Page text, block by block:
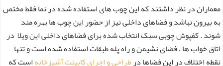
معماران در نظر داشتند که این چوب های استفاده شده در نما فقط مختص
به بیرون نباشد و فضاهای داخلی نیز از حضور این چوب ها بهره مند
شوند . کفپوش چوبی سبک انتخاب شده برای فضاهای داخلی این ویلا در
اتاق خواب ها ، فضای نشیمن و راه پله طبقات استفاده شده است و تنها
نقطه اختلاف در این فضاها درطراحی و اجرای کابینت آشپزخانهاست که